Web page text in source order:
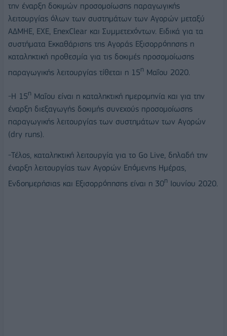
την έναρξη δοκιμών προσομοίωσης παραγωγικής
λειτουργίας όλων των συστημάτων των Αγορών μεταξύ
ΑΔΜΗΕ, ΕΧΕ, EnexClear και Συμμετεχόντων. Ειδικά για τα
συστήματα Εκκαθάρισης της Αγοράς Εξισορρόπησης η
καταληκτική προθεσμία για τις δοκιμές προσομοίωσης
παραγωγικής λειτουργίας τίθεται η 15η Μαΐου 2020.
-H 15η Μαΐου είναι η καταληκτική ημερομηνία και για την
έναρξη διεξαγωγής δοκιμής συνεχούς προσομοίωσης
παραγωγικής λειτουργίας των συστημάτων των Αγορών
(dry runs).
-Τέλος, καταληκτική λειτουργία για το Go Live, δηλαδή την
έναρξη λειτουργίας των Αγορών Επόμενης Ημέρας,
Ενδοημερήσιας και Εξισορρόπησης είναι η 30η Ιουνίου 2020.